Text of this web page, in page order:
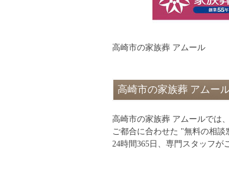
高崎市の家族葬 アムール
高崎市の家族葬 アムー
高崎市の家族葬 アムールでは
ご都合に合わせた "無料の相談
24時間365日、専門スタッフが